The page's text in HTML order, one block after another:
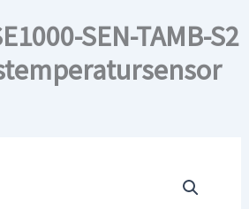
SEN-TAMB-S2